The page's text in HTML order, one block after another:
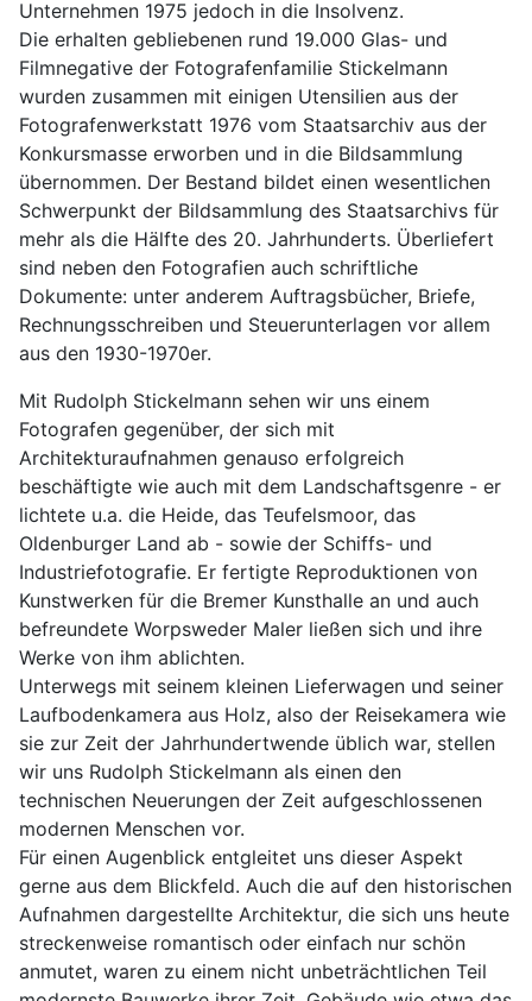
Unternehmen 1975 jedoch in die Insolvenz.
Die erhalten gebliebenen rund 19.000 Glas- und
Filmnegative der Fotografenfamilie Stickelmann
wurden zusammen mit einigen Utensilien aus der
Fotografenwerkstatt 1976 vom Staatsarchiv aus der
Konkursmasse erworben und in die Bildsammlung
übernommen. Der Bestand bildet einen wesentlichen
Schwerpunkt der Bildsammlung des Staatsarchivs für
mehr als die Hälfte des 20. Jahrhunderts. Überliefert
sind neben den Fotografien auch schriftliche
Dokumente: unter anderem Auftragsbücher, Briefe,
Rechnungsschreiben und Steuerunterlagen vor allem
aus den 1930-1970er.
Mit Rudolph Stickelmann sehen wir uns einem
Fotografen gegenüber, der sich mit
Architekturaufnahmen genauso erfolgreich
beschäftigte wie auch mit dem Landschaftsgenre - er
lichtete u.a. die Heide, das Teufelsmoor, das
Oldenburger Land ab - sowie der Schiffs- und
Industriefotografie. Er fertigte Reproduktionen von
Kunstwerken für die Bremer Kunsthalle an und auch
befreundete Worpsweder Maler ließen sich und ihre
Werke von ihm ablichten.
Unterwegs mit seinem kleinen Lieferwagen und seiner
Laufbodenkamera aus Holz, also der Reisekamera wie
sie zur Zeit der Jahrhundertwende üblich war, stellen
wir uns Rudolph Stickelmann als einen den
technischen Neuerungen der Zeit aufgeschlossenen
modernen Menschen vor.
Für einen Augenblick entgleitet uns dieser Aspekt
gerne aus dem Blickfeld. Auch die auf den historischen
Aufnahmen dargestellte Architektur, die sich uns heute
streckenweise romantisch oder einfach nur schön
anmutet, waren zu einem nicht unbeträchtlichen Teil